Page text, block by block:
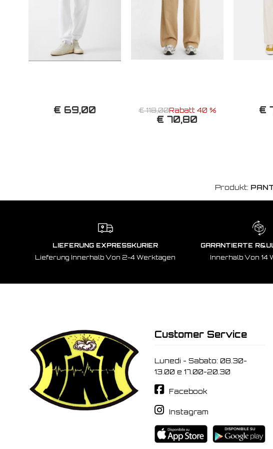
€ 69,00 € 118,00Rabatt 40 %
€ 70,80
€
Produkt:
LIEFERUNG EXPRESSKURIER
Lieferung Innerhalb Von 2-4 Werktagen
GARANTIERTE
Innerhalb Von 14
Customer Service
Lunedi - Sabato: 08.30-
13.00 e 17.00-20.30
Facebook
Instagram